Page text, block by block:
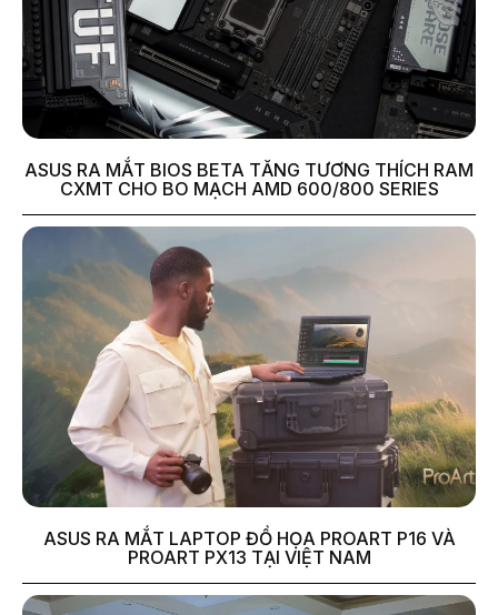
ASUS RA MẮT BIOS BETA TĂNG TƯƠNG THÍCH RAM
CXMT CHO BO MẠCH AMD 600/800 SERIES
ASUS RA MẮT LAPTOP ĐỒ HỌA PROART P16 VÀ
PROART PX13 TẠI VIỆT NAM